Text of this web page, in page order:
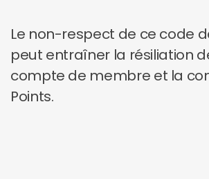
Le non-respect de ce code
peut entraîner la résiliation
compte de membre et la
Points.